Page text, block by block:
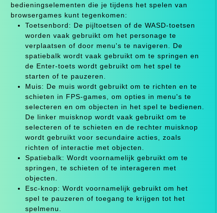
bedieningselementen die je tijdens het spelen van
browsergames kunt tegenkomen:
Toetsenbord: De pijltoetsen of de WASD-toetsen
worden vaak gebruikt om het personage te
verplaatsen of door menu's te navigeren. De
spatiebalk wordt vaak gebruikt om te springen en
de Enter-toets wordt gebruikt om het spel te
starten of te pauzeren.
Muis: De muis wordt gebruikt om te richten en te
schieten in FPS-games, om opties in menu's te
selecteren en om objecten in het spel te bedienen.
De linker muisknop wordt vaak gebruikt om te
selecteren of te schieten en de rechter muisknop
wordt gebruikt voor secundaire acties, zoals
richten of interactie met objecten.
Spatiebalk: Wordt voornamelijk gebruikt om te
springen, te schieten of te interageren met
objecten.
Esc-knop: Wordt voornamelijk gebruikt om het
spel te pauzeren of toegang te krijgen tot het
spelmenu.